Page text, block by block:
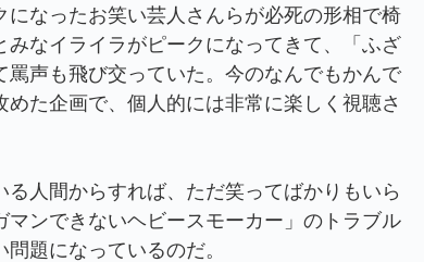
なったお笑い芸人さんらが必死の形相で椅
なイライラがピークになってきて、「ふざ
声も飛び交っていた。今のなんでもかんで
た企画で、個人的には非常に楽しく視聴さ
人間からすれば、ただ笑ってばかりもいら
ンできないヘビースモーカー」のトラブル
題になっているのだ。